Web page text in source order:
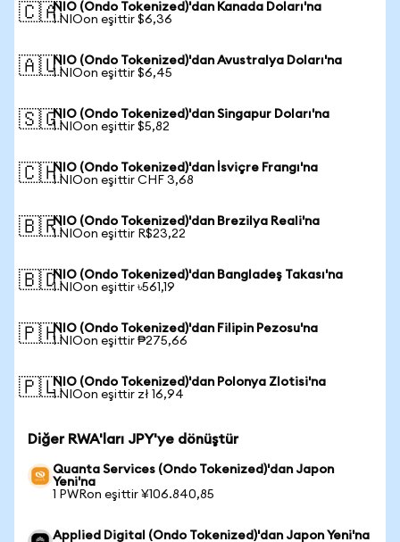
🇨🇦NIO (Ondo Tokenized)'dan Kanada Doları'na
1 NIOon eşittir $6,36
🇦🇺NIO (Ondo Tokenized)'dan Avustralya Doları'na
1 NIOon eşittir $6,45
🇸🇬NIO (Ondo Tokenized)'dan Singapur Doları'na
1 NIOon eşittir $5,82
🇨🇭NIO (Ondo Tokenized)'dan İsviçre Frangı'na
1 NIOon eşittir CHF 3,68
🇧🇷NIO (Ondo Tokenized)'dan Brezilya Reali'na
1 NIOon eşittir R$23,22
🇧🇩NIO (Ondo Tokenized)'dan Bangladeş Takası'na
1 NIOon eşittir ৳561,19
🇵🇭NIO (Ondo Tokenized)'dan Filipin Pezosu'na
1 NIOon eşittir ₱275,66
🇵🇱NIO (Ondo Tokenized)'dan Polonya Zlotisi'na
1 NIOon eşittir zł 16,94
Diğer RWA'ları JPY'ye dönüştür
Quanta Services (Ondo Tokenized)'dan Japon
Yeni'na
1 PWRon eşittir ¥106.840,85
Applied Digital (Ondo Tokenized)'dan Japon Yeni'na